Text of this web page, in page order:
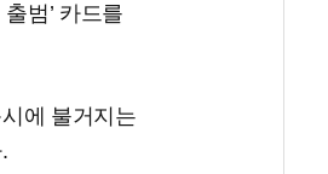
범’ 카드를
에 불거지는